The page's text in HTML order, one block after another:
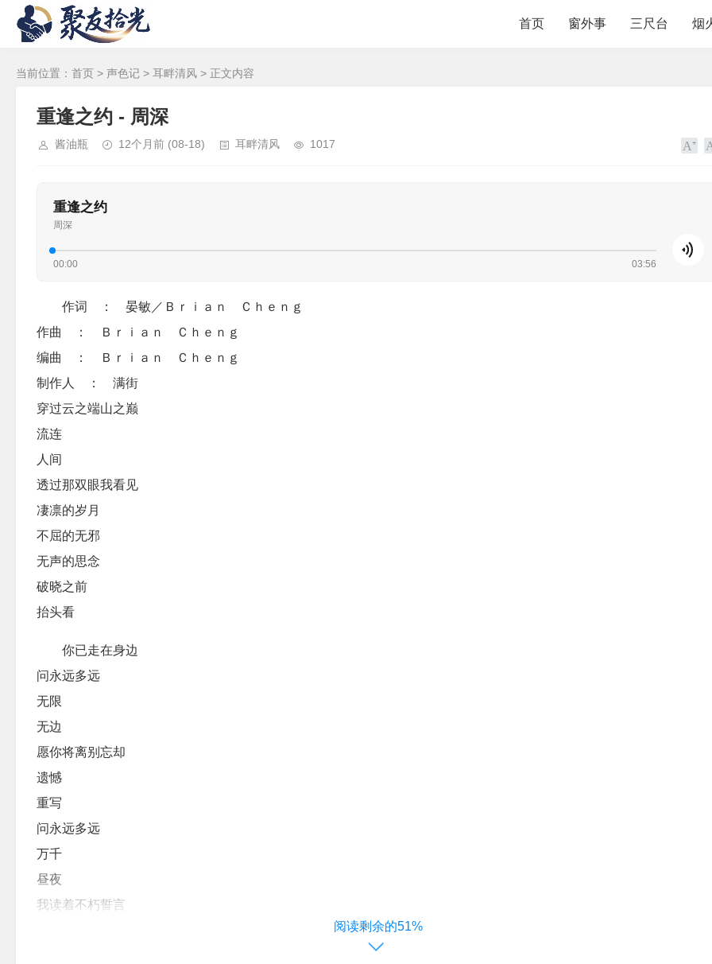
首页 窗外事 三尺台 烟
当前位置： 首页 > 声色记 > 耳畔清风 > 正文内容
重逢之约 - 周深
酱油瓶 12个月前 (08-18) 耳畔清风 1017
重逢之约
周深
00:00 03:56
作词 ： 晏敏／Ｂｒｉａｎ Ｃｈｅｎｇ
作曲 ： Ｂｒｉａｎ Ｃｈｅｎｇ
编曲 ： Ｂｒｉａｎ Ｃｈｅｎｇ
制作人 ： 满街
穿过云之端山之巅
流连
人间
透过那双眼我看见
凄凛的岁月
不屈的无邪
无声的思念
破晓之前
抬头看
你已走在身边
问永远多远
无限
无边
愿你将离别忘却
遗憾
重写
问永远多远
万千
昼夜
我读着不朽誓言
阅读剩余的51%